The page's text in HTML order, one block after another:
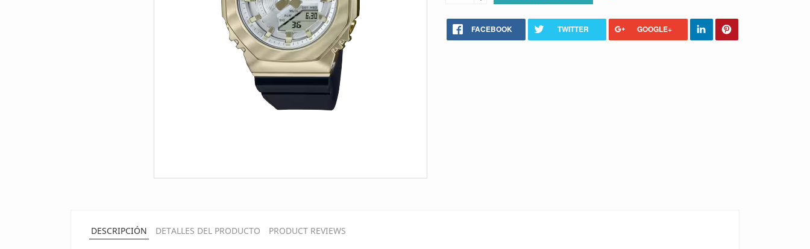
FACEBOOK TWITTER GOOGLE+
DESCRIPCIÓN DETALLES DEL PRODUCTO PRODUCT REVIEWS